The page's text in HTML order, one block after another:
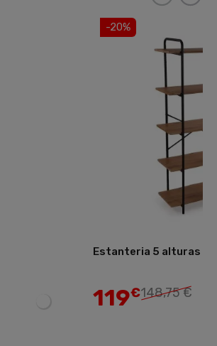
Estanteria 5 alturas
119€148,75 €
-20%